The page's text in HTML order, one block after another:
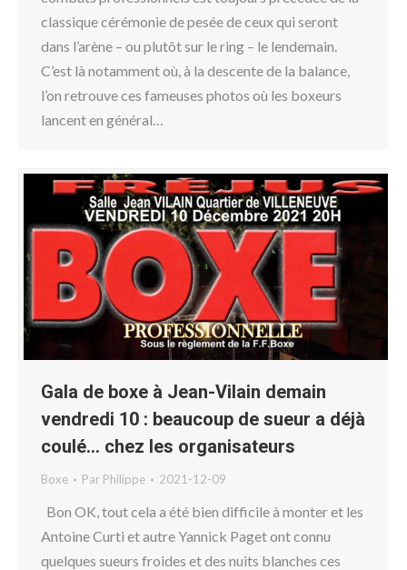
classique cérémonie de pesée de ceux qui seront
dans l’arène – ou plutôt sur le ring – le lendemain.
C’est là notamment où, à la descente de la balance,
l’on retrouve ces fameuses photos où les boxeurs
lancent en général…
Gala de boxe à Jean-Vilain demain
vendredi 10 : beaucoup de sueur a déjà
coulé… chez les organisateurs
Boxe Par Philippe 2021-12-09
Bon OK, tout cela a été bien difficile à monter et les
Antoine Curti et autre Yannick Paget ont connu
quelques sueurs froides et des nuits blanches ces